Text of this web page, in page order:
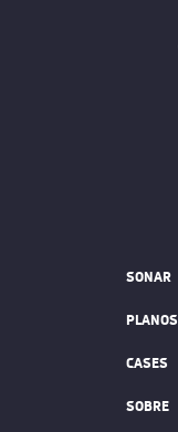
SONAR
PLANOS
CASES
SOBRE